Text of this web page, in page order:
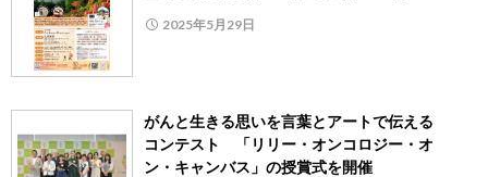
2025年5月29日
がんと生きる思いを言葉とアートで伝える
コンテスト 「リリー・オンコロジー・オ
ン・キャンバス」の授賞式を開催